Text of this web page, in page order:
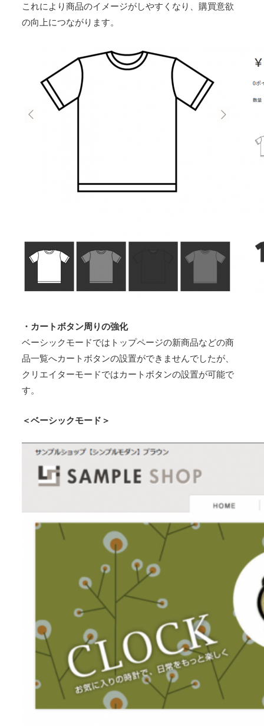
これにより商品のイメージがしやすくなり、購買意欲
の向上につながります。
・カートボタン周りの強化
ベーシックモードではトップページの新商品などの商
品一覧へカートボタンの設置ができませんでしたが、
クリエイターモードではカートボタンの設置が可能で
す。
＜ベーシックモード＞